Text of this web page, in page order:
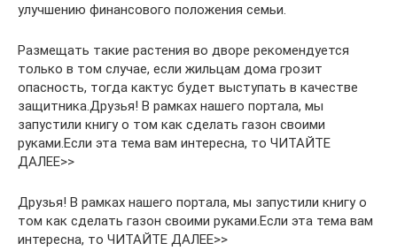
улучшению финансового положения семьи.
Размещать такие растения во дворе рекомендуется
только в том случае, если жильцам дома грозит
опасность, тогда кактус будет выступать в качестве
защитника.Друзья! В рамках нашего портала, мы
запустили книгу о том как сделать газон своими
руками.Если эта тема вам интересна, то ЧИТАЙТЕ
ДАЛЕЕ>>
Друзья! В рамках нашего портала, мы запустили книгу о
том как сделать газон своими руками.Если эта тема вам
интересна, то ЧИТАЙТЕ ДАЛЕЕ>>